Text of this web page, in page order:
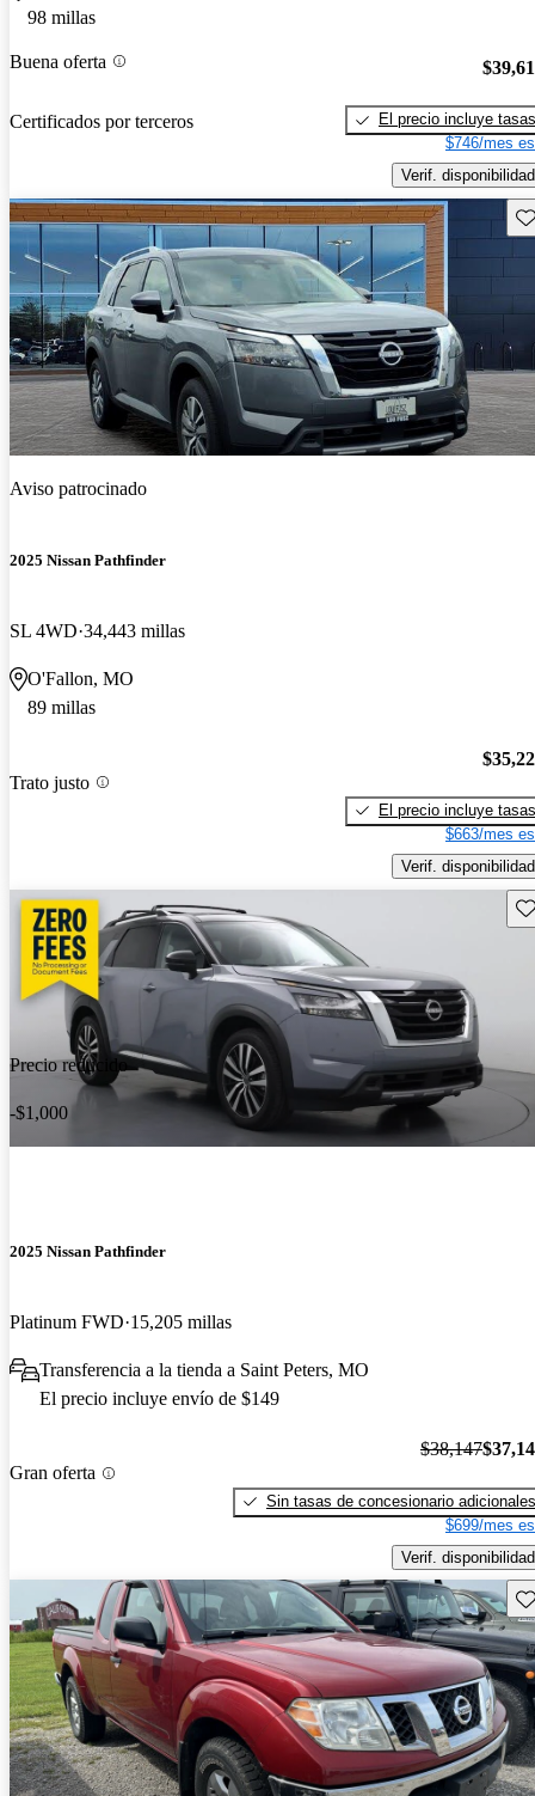
98 millas
Buena oferta
Certificados por terceros
El precio incluye tasas
$746/mes
Verif. disponibilidad
Aviso patrocinado
2025 Nissan Pathfinder
SL 4WD 34,443 millas
O'Fallon, MO
89 millas
Trato justo
El precio incluye tasas
$663/mes
Verif. disponibilidad
Precio reducido
-$1,000
2025 Nissan Pathfinder
Platinum FWD 15,205 millas
Transferencia a la tienda a Saint Peters, MO
El precio incluye envío de $149
Gran oferta
$38,147
Sin tasas de concesionario adicionales
$699/mes
Verif. disponibilidad